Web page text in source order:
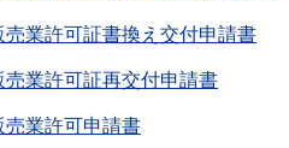
業許可証書換え交付申請書
業許可証再交付申請書
業許可申請書